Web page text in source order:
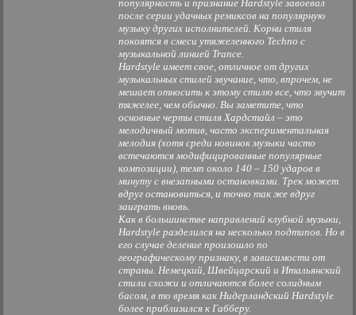
популярность и признание Hardstyle завоевал
после серии удачных ремиксов на популярную
музыку других исполнителей. Корни стиля
покоятся в смеси утяжеленного Techno с
музыкальной линией Trance.
Hardstyle имеет свое, отличное от других
музыкальных стилей звучание, что, впрочем, не
мешает относить к этому стилю все, что звучит
тяжелее, чем обычно. Вы заметите, что
основные черты стиля Хардстайл – это
мелодичный мотив, часто экспериментальная
мелодия (хотя среди новинок музыки часто
встечаются модифицированные популярные
композиции), темп около 140 – 150 ударов в
минуту с внезапными остановками. Трек может
вдруг остановиться, и точно так же вдруг
заиграть вновь.
Как в большинстве направлений клубной музыки,
Hardstyle разделился на несколько подтипов. Но в
его случае деление произошло по
географическому признаку, в зависимости от
страны. Немецкий, Швейцарский и Итальянский
стили схожи и отличаются более солидным
басом, в то время как Нидерландский Hardstyle
более приблизился к Габберу.